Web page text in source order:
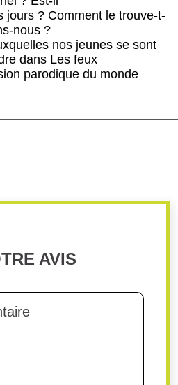
jours ? Comment le trouve-t-
nous ?
nos jeunes se sont
dans Les feux
parodique du monde
AVIS